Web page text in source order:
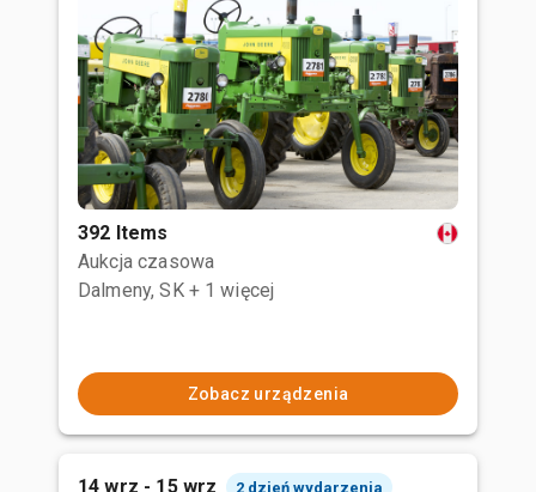
392 Items
Aukcja czasowa
Dalmeny, SK + 1 więcej
Zobacz urządzenia
14 wrz - 15 wrz 2 dzień wydarzenia